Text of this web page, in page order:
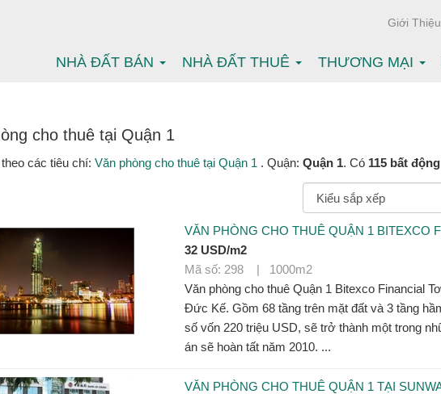
Giới Thiệu
NHÀ ĐẤT BÁN NHÀ ĐẤT THUÊ THƯƠNG MẠI
cho thuê tại Quận 1
các tiêu chí: Văn phòng cho thuê tại Quận 1 . Quận: Quận 1. Có 115 bất
VĂN PHÒNG CHO THUÊ QUẬN 1 BITEXCO
32 USD/m2
Mã số: 298 | 1000m2
Văn phòng cho thuê Quận 1 Bitexco Financial
Đức Kế. Gồm 68 tầng trên mặt đất và 3 tầng
số vốn 220 triệu USD, sẽ trở thành một trong
án sẽ hoàn tất năm 2010. ...
VĂN PHÒNG CHO THUÊ QUẬN 1 TẠI